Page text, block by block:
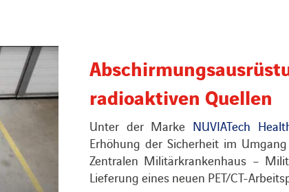
radioaktiven Quellen
Unter der Marke NUVIATech
Erhöhung der Sicherheit im
Zentralen Militärkrankenhaus –
Lieferung eines neuen PET/CT-